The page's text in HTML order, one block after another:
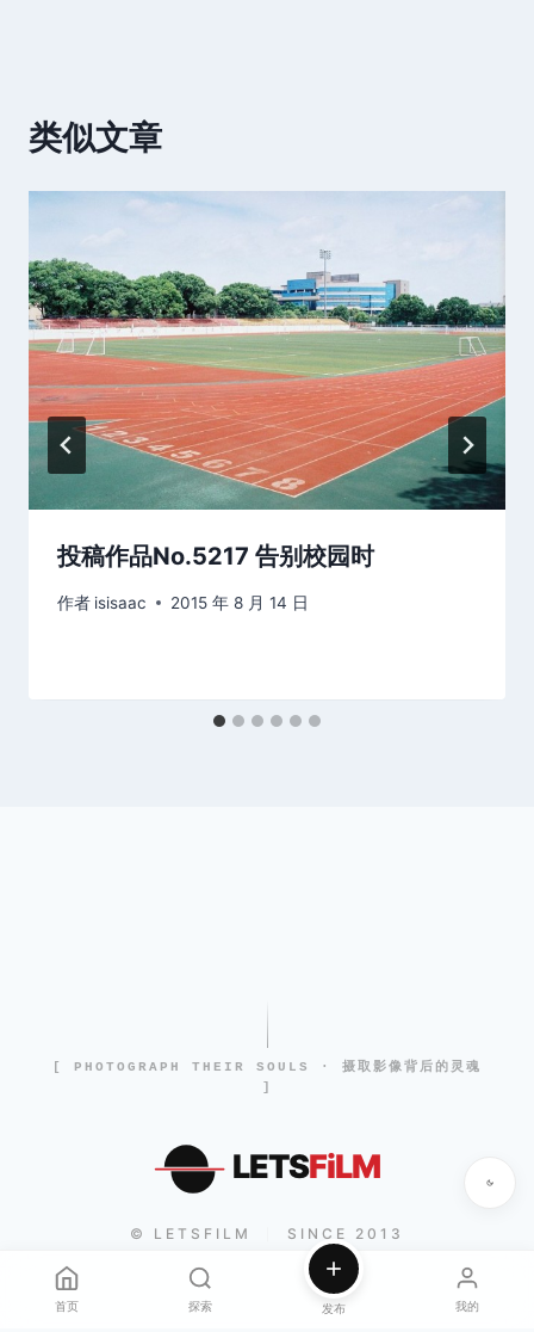
类似文章
投稿作品No.5217 告别校园时
作者 isisaac 2015 年 8 月 14 日
[ PHOTOGRAPH THEIR SOULS · 摄取影像背后的灵魂
]
LETSFiLM
© LETSFILM SINCE 2013
首页 探索 发布 我的